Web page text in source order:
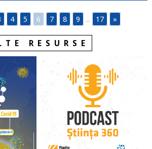
4 5 6 7 8 9 ... 17 »
RESURSE